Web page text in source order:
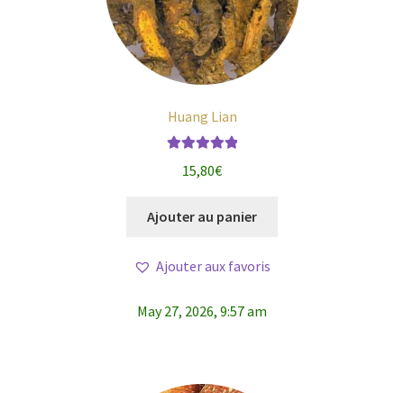
Huang Lian
5
15,80€
Ajouter au panier
Ajouter aux favoris
May 27, 2026, 9:57 am